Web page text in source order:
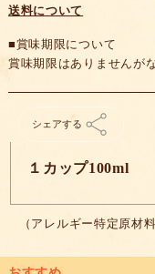
送料について
■賞味期限について
賞味期限はありませんが
シェアする
１カップ100ml
（アレルギー特定原